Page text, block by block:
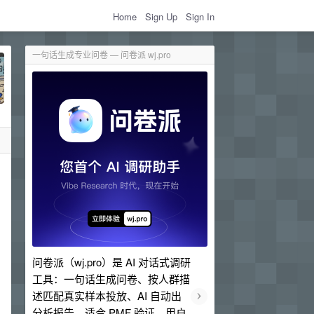
Home Sign Up Sign In
一句话生成专业问卷 — 问卷派 wj.pro
问卷派（wj.pro）是 AI 对话式调研
工具：一句话生成问卷、按人群描
述匹配真实样本投放、AI 自动出
›